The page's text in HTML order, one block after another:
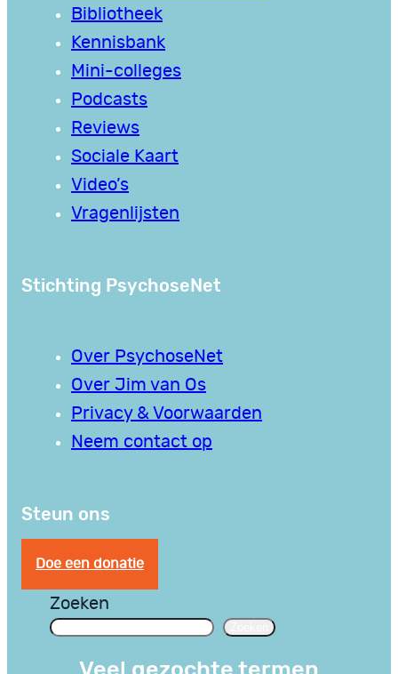
Bibliotheek
Kennisbank
Mini-colleges
Podcasts
Reviews
Sociale Kaart
Video’s
Vragenlijsten
Stichting PsychoseNet
Over PsychoseNet
Over Jim van Os
Privacy & Voorwaarden
Neem contact op
Steun ons
Doe een donatie
Zoeken